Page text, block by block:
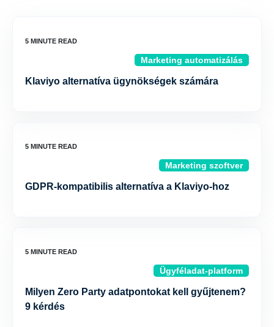
Marketing automatizálás
Klaviyo alternatíva ügynökségek számára
Marketing szoftver
GDPR-kompatibilis alternatíva a Klaviyo-hoz
Ügyféladat-platform
Milyen Zero Party adatpontokat kell gyűjtenem?
9 kérdés